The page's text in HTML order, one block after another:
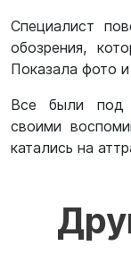
Специалист
обозрения,
Показала фото
Все были под
своими
катались на